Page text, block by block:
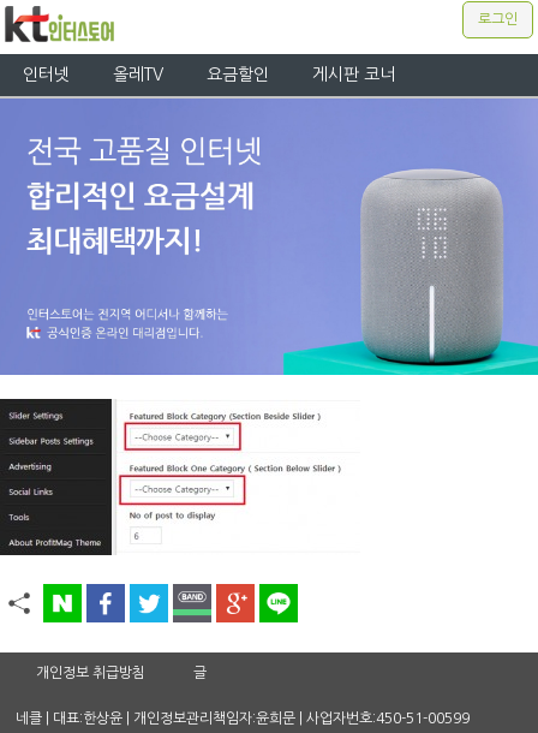
로그인
인터넷 올레TV 요금할인 게시판 코너
개인정보 취급방침 글
네클 | 대표:한상윤 | 개인정보관리책임자:윤희문 | 사업자번호:450-51-00599